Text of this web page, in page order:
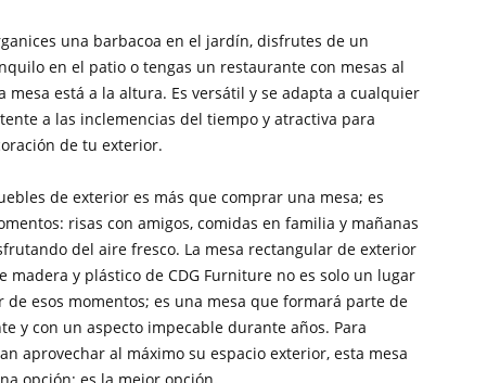
una barbacoa en el jardín, disfrutes de un
en el patio o tengas un restaurante con mesas al
mesa está a la altura. Es versátil y se adapta a cualquier
a las inclemencias del tiempo y atractiva para
de tu exterior.
de exterior es más que comprar una mesa; es
risas con amigos, comidas en familia y mañanas
del aire fresco. La mesa rectangular de exterior
madera y plástico de CDG Furniture no es solo un lugar
esos momentos; es una mesa que formará parte de
y con un aspecto impecable durante años. Para
aprovechar al máximo su espacio exterior, esta mesa